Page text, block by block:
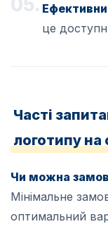
це
Часті
логотипу на
Чи можна
Мінімальне
оптимальний